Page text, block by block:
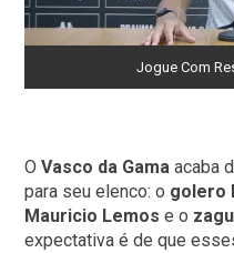
Jogue Com
OVasco da Gama acaba
para seu elenco: o golero
Mauricio Lemos e o
expectativa é de que